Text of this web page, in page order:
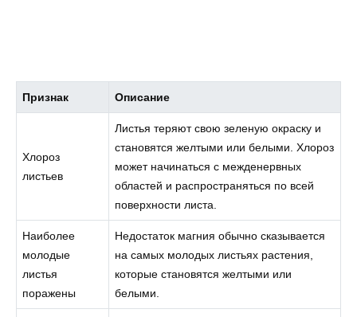
Признак Описание
Хлороз
листьев
Листья теряют свою зеленую окраску и
становятся желтыми или белыми. Хлороз
может начинаться с межденервных
областей и распространяться по всей
поверхности листа.
Наиболее
молодые
листья
поражены
Недостаток магния обычно сказывается
на самых молодых листьях растения,
которые становятся желтыми или
белыми.